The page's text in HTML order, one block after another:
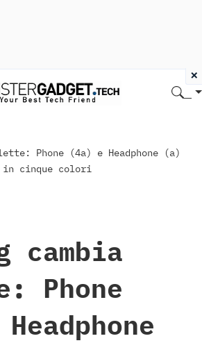
Phone (4a) e Headphone (a)
in cinque colori
cambia
Phone
×